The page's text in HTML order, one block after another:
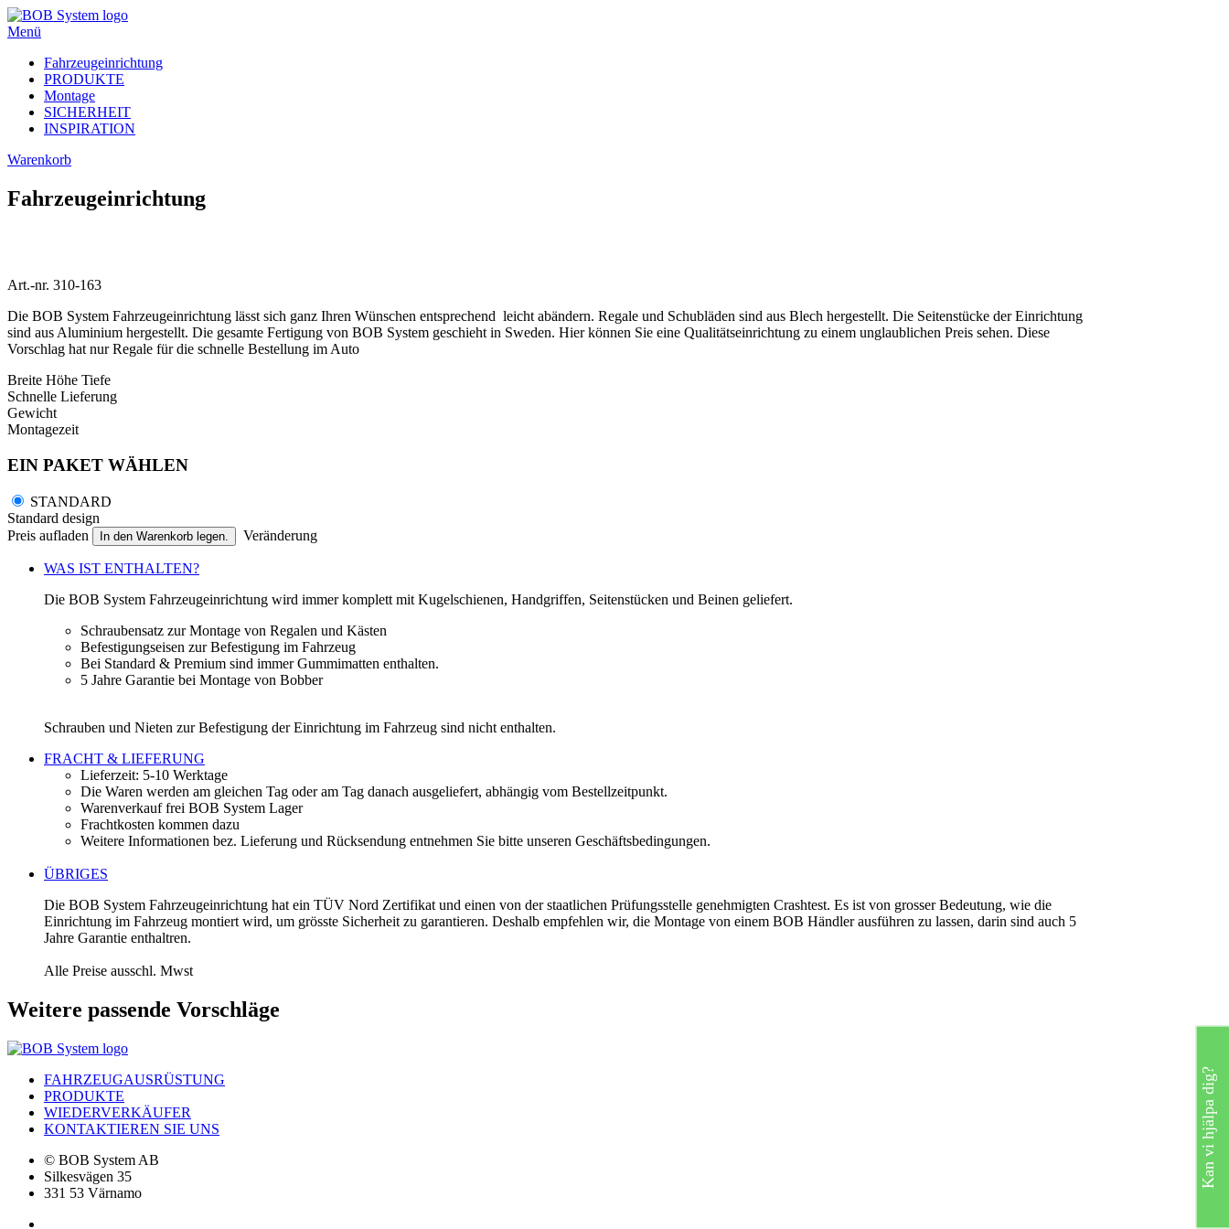
Menü
Fahrzeugeinrichtung
PRODUKTE
Montage
SICHERHEIT
INSPIRATION
Warenkorb
Fahrzeugeinrichtung
Art.-nr. 310-163
Die BOB System Fahrzeugeinrichtung lässt sich ganz Ihren Wünschen entsprechend leicht abändern. Regale und Schubläden sind aus Blech hergestellt. Die Seitenstücke der Einrichtung
sind aus Aluminium hergestellt. Die gesamte Fertigung von BOB System geschieht in Sweden. Hier können Sie eine Qualitätseinrichtung zu einem unglaublichen Preis sehen. Diese
Vorschlag hat nur Regale für die schnelle Bestellung im Auto
Breite Höhe Tiefe
Schnelle Lieferung
Gewicht
Montagezeit
EIN PAKET WÄHLEN
STANDARD
Standard design
Preis aufladen
In den Warenkorb legen. Veränderung
WAS IST ENTHALTEN?
Die BOB System Fahrzeugeinrichtung wird immer komplett mit Kugelschienen, Handgriffen, Seitenstücken und Beinen geliefert.
Schraubensatz zur Montage von Regalen und Kästen
Befestigungseisen zur Befestigung im Fahrzeug
Bei Standard & Premium sind immer Gummimatten enthalten.
5 Jahre Garantie bei Montage von Bobber
Schrauben und Nieten zur Befestigung der Einrichtung im Fahrzeug sind nicht enthalten.
FRACHT & LIEFERUNG
Lieferzeit: 5-10 Werktage
Die Waren werden am gleichen Tag oder am Tag danach ausgeliefert, abhängig vom Bestellzeitpunkt.
Warenverkauf frei BOB System Lager
Frachtkosten kommen dazu
Weitere Informationen bez. Lieferung und Rücksendung entnehmen Sie bitte unseren Geschäftsbedingungen.
ÜBRIGES
Die BOB System Fahrzeugeinrichtung hat ein TÜV Nord Zertifikat und einen von der staatlichen Prüfungsstelle genehmigten Crashtest. Es ist von grosser Bedeutung, wie die
Einrichtung im Fahrzeug montiert wird, um grösste Sicherheit zu garantieren. Deshalb empfehlen wir, die Montage von einem BOB Händler ausführen zu lassen, darin sind auch 5
Jahre Garantie enthaltren.
Alle Preise ausschl. Mwst
Weitere passende Vorschläge
FAHRZEUGAUSRÜSTUNG
PRODUKTE
WIEDERVERKÄUFER
KONTAKTIEREN SIE UNS
© BOB System AB
Silkesvägen 35
331 53 Värnamo
Kan vi hjälpa dig?